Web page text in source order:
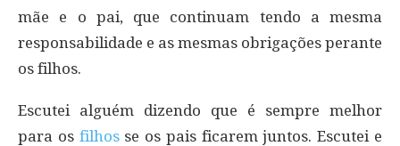
mãe e o pai, que continuam tendo a mesma
responsabilidade e as mesmas obrigações perante
os filhos.
Escutei alguém dizendo que é sempre melhor
para os filhosse os pais ficarem juntos. Escutei e